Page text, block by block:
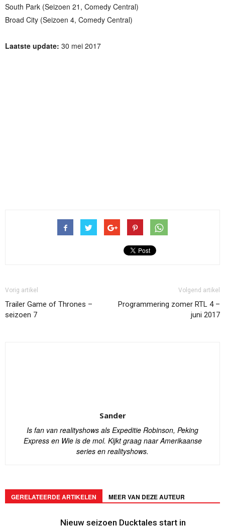
South Park (Seizoen 21, Comedy Central)
Broad City (Seizoen 4, Comedy Central)
Laatste update: 30 mei 2017
Vorig artikel
Trailer Game of Thrones –
seizoen 7
Volgend artikel
Programmering zomer RTL 4 –
juni 2017
Sander
Is fan van realityshows als Expeditie Robinson, Peking
Express en Wie is de mol. Kijkt graag naar Amerikaanse
series en realityshows.
GERELATEERDE ARTIKELEN MEER VAN DEZE AUTEUR
Nieuw seizoen Ducktales start in